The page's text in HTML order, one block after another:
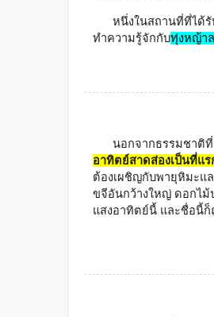
หนึ่งในสถานที่ที่ได้รั
ทำความรู้จักกับทุ่งหญ้า
นอกจากธรรมชาติ
อาทิตย์สาดส่องเป็นที่แร
ต้องเผชิญกับพายุหิมะแ
ขจีอันกว้างใหญ่ ดอกไม้
แสงอาทิตย์นี้ และชื่อนี้ก็